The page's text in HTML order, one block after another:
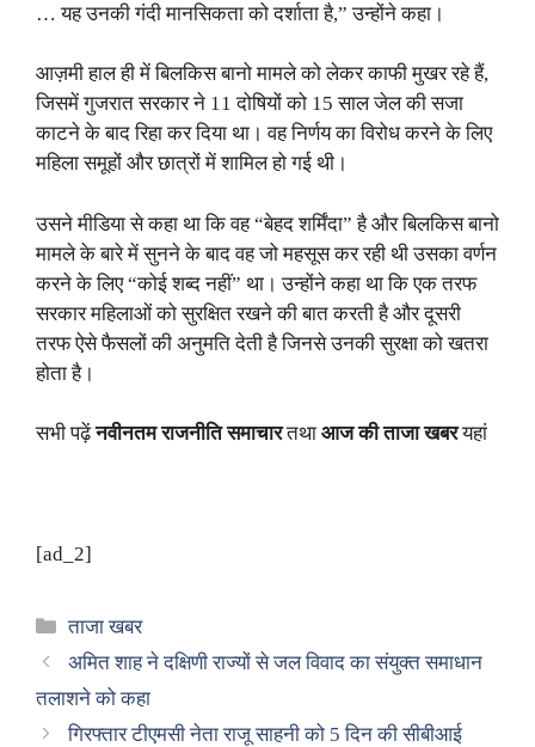
… यह उनकी गंदी मानसिकता को दर्शाता है,” उन्होंने कहा।
आज़मी हाल ही में बिलकिस बानो मामले को लेकर काफी मुखर रहे हैं,
जिसमें गुजरात सरकार ने 11 दोषियों को 15 साल जेल की सजा
काटने के बाद रिहा कर दिया था। वह निर्णय का विरोध करने के लिए
महिला समूहों और छात्रों में शामिल हो गई थी।
उसने मीडिया से कहा था कि वह “बेहद शर्मिंदा” है और बिलकिस बानो
मामले के बारे में सुनने के बाद वह जो महसूस कर रही थी उसका वर्णन
करने के लिए “कोई शब्द नहीं” था। उन्होंने कहा था कि एक तरफ
सरकार महिलाओं को सुरक्षित रखने की बात करती है और दूसरी
तरफ ऐसे फैसलों की अनुमति देती है जिनसे उनकी सुरक्षा को खतरा
होता है।
सभी पढ़ेंनवीनतम राजनीति समाचारतथा आज की ताजा खबरयहां
[ad_2]
Categories
ताजा खबर
अमित शाह ने दक्षिणी राज्यों से जल विवाद का संयुक्त समाधान
तलाशने को कहा
गिरफ्तार टीएमसी नेता राजू साहनी को 5 दिन की सीबीआई